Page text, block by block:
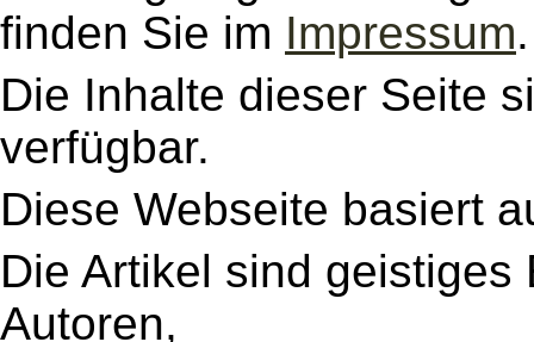
Advanced Guestbook
Copyright (c) 2001 Chi
Modified by Francesco
PHP-Nuke Guestbook
Copyright (c) 2001 by
finden Sie im Impressum.
Die Inhalte dieser Seite
verfügbar.
Diese Webseite basiert
Die Artikel sind
Autoren,